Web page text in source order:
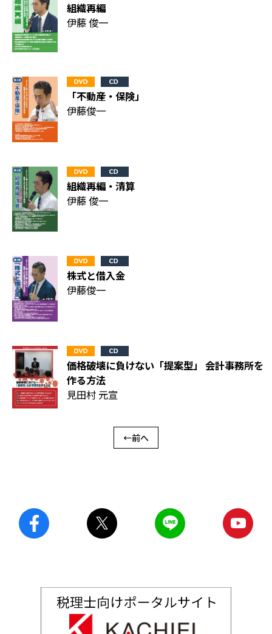
組織再編
伊藤 俊一
「不動産・保険」
伊藤俊一
組織再編・清算
伊藤 俊一
株式と借入金
伊藤俊一
価格破壊に負けない「提案型」 会計事務所を
作る方法
見田村 元宣
←前へ